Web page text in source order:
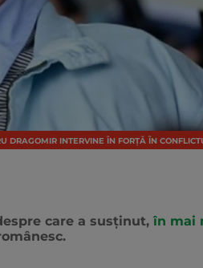
DRAGOMIR INTERVINE ÎN FORȚĂ ÎN
care a susținut, în mai